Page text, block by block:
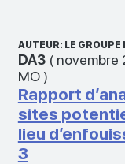
AUTEUR: LE GROUPE
DA3( novembre
MO)
Rapport
sites
lieu
3